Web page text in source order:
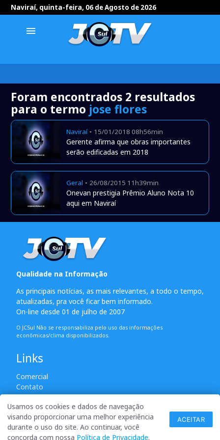
Naviraí, quinta-feira, 06 de Agosto de 2026
menu
Foram encontrados 2 resultados
para o termo jose flores
Naviraí- 15/01/2018 08h56min
Gerente afirma que obras importantes
serão edificadas em 2018
Geral - 26/08/2015 11h39min
Onevan prestigia Prêmio Aluno Nota 10
aqui em Naviraí
Qualidade na Informação
As principais notícias, as mais relevantes, a todo o tempo,
atualizadas, pra você ficar bem informado.
On-line desde 01 de julho de 2007
O JCSul Não se responsabiliza pelo uso das informações
econômicas/clima disponibilizados.
Links
Comercial
Contato
© 2007 - 2026 Todos os direitos reservados. Permitida a
reprodução desde que creditadas as mídias e citada a fonte.
Usamos os cookies e dados de navegação
visando proporcionar uma melhor experiência
durante o uso do site. Ao continuar, você
concorda com nossa Política de Privacidade.
ACEITAR